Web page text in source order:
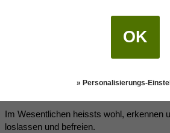
https://books.google.at/
Im Wesentlichen heissts wohl, erkennen
loslassen und befreien.
OK
» Personalisierungs-